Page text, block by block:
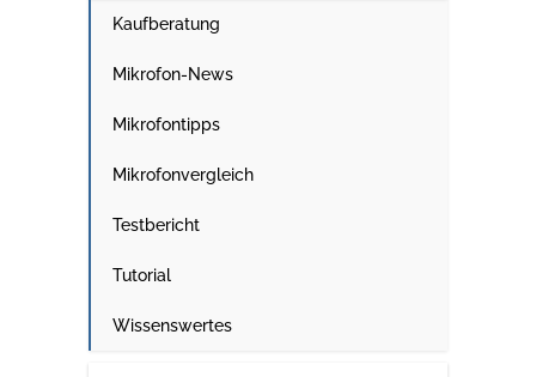
Kaufberatung
Mikrofon-News
Mikrofontipps
Mikrofonvergleich
Testbericht
Tutorial
Wissenswertes